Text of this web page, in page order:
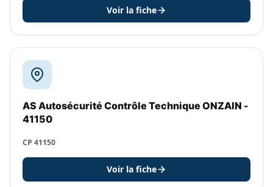
Voir la fiche
AS Autosécurité Contrôle Technique ONZAIN -
41150
CP 41150
Voir la fiche